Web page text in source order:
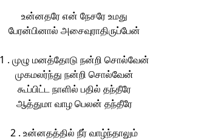
உன்னதரே என் நேசரே உமது
பேரன்பினால் அசைவுராதிருப்பேன்
1 . முழு மனத்தோடு நன்றி சொல்வேன்
முகமலர்ந்து நன்றி சொல்வேன்
கூப்பிட்ட நாளில் பதில் தந்தீரே
ஆத்துமா வாழ பெலன் தந்தீரே
2 . உன்னதத்தில் நீர் வாழ்ந்தாலும்